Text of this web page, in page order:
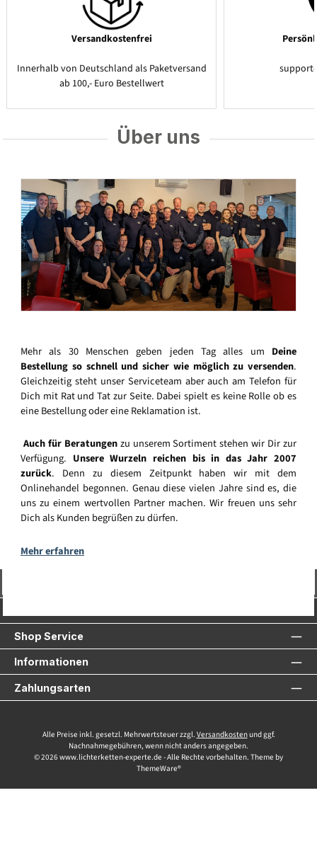
Versandkostenfrei
Innerhalb von Deutschland als Paketversand
ab 100,- Euro Bestellwert
Über uns
Mehr als 30 Menschen geben jeden Tag alles um Deine
Bestellung so schnell und sicher wie möglich zu versenden.
Gleichzeitig steht unser Serviceteam aber auch am Telefon für
Dich mit Rat und Tat zur Seite. Dabei spielt es keine Rolle ob es
eine Bestellung oder eine Reklamation ist.
Auch für Beratungenzu unserem Sortiment stehen wir Dir zur
Verfügung. Unsere Wurzeln reichen bis in das Jahr 2007
zurück. Denn zu diesem Zeitpunkt haben wir mit dem
Onlinehandel begonnen. Genau diese vielen Jahre sind es, die
uns zu einem wertvollen Partner machen. Wir freuen uns sehr
Dich als Kunden begrüßen zu dürfen.
Mehr erfahren
Shop Service
Informationen
Zahlungsarten
Alle Preise inkl. gesetzl. Mehrwertsteuer zzgl. Versandkostenund ggf.
Nachnahmegebühren, wenn nicht anders angegeben.
© 2026 www.lichterketten-experte.de - Alle Rechte vorbehalten. Theme by
ThemeWare®